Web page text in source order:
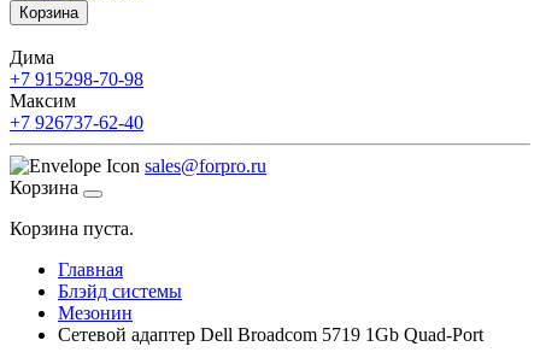
Корзина
Дима
+7 915298-70-98
Максим
+7 926737-62-40
sales@forpro.ru
Корзина
Корзина пуста.
Главная
Блэйд системы
Мезонин
Сетевой адаптер Dell Broadcom 5719 1Gb Quad-Port